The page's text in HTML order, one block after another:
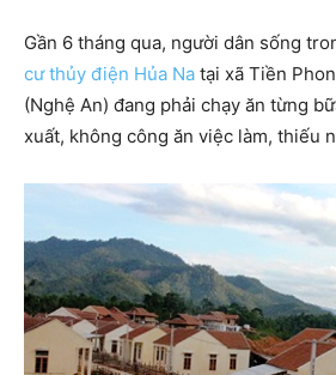
Gần 6 tháng qua, người dân sống
cư thủy điện Hủa Na tại xã Tiền
(Nghệ An) đang phải chạy ăn từng
xuất, không công ăn việc làm, thiếu